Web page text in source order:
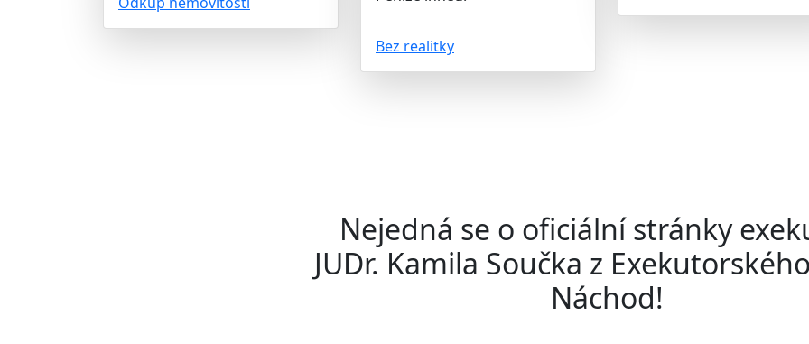
Bez realitky
Nejedná se o oficiální stránky
JUDr. Kamila Součka z
Náchod!